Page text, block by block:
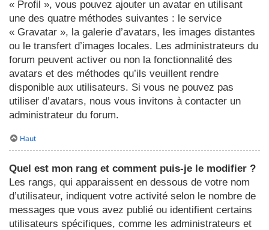
« Profil », vous pouvez ajouter un avatar en utilisant
une des quatre méthodes suivantes : le service
« Gravatar », la galerie d’avatars, les images distantes
ou le transfert d’images locales. Les administrateurs du
forum peuvent activer ou non la fonctionnalité des
avatars et des méthodes qu’ils veuillent rendre
disponible aux utilisateurs. Si vous ne pouvez pas
utiliser d’avatars, nous vous invitons à contacter un
administrateur du forum.
Haut
Quel est mon rang et comment puis-je le modifier ?
Les rangs, qui apparaissent en dessous de votre nom
d’utilisateur, indiquent votre activité selon le nombre de
messages que vous avez publié ou identifient certains
utilisateurs spécifiques, comme les administrateurs et